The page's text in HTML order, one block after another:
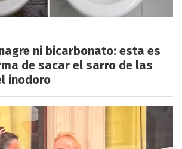
ni bicarbonato: esta es
de sacar el sarro de las
inodoro